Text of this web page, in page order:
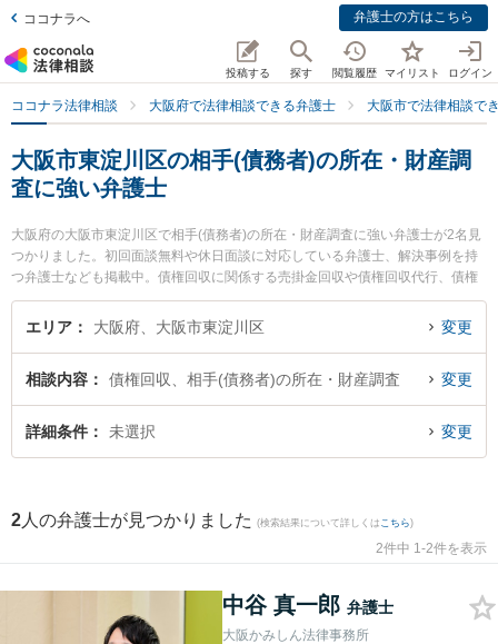
ココナラへ 弁護士の方はこちら
投稿する 探す 閲覧履歴 マイリスト ログイン
ココナラ法律相談 大阪府で法律相談できる弁護士 大阪市で法律相談で
大阪市東淀川区の相手(債務者)の所在・財産調
査に強い弁護士
大阪府の大阪市東淀川区で相手(債務者)の所在・財産調査に強い弁護士が2名見
つかりました。初回面談無料や休日面談に対応している弁護士、解決事例を持
つ弁護士なども掲載中。債権回収に関係する売掛金回収や債権回収代行、債権
の時効中断等の細かな分野での絞り込み検索もでき便利です。特に大阪かみし
ん法律事務所の中谷 真一郎弁護士や法律事務所エソラの坂本 昌史弁護士のプロ
護士に相談したい』『相手(債務者)の所在・財産調査のトラブル解決の実績豊富
な近くの弁護士を検索したい』『初回相談無料で相手(債務者)の所在・財産調査
を法律相談できる大阪市東淀川区内の弁護士に相談予約したい』などでお困り
エリア 大阪府、大阪市東淀川区 変更
相談内容 債権回収、相手(債務者)の所在・財産調査 変更
詳細条件 未選択 変更
2 人の弁護士が見つかりました (検索結果について詳しくは こちら)
2件中 1-2件を表示
中谷 真一郎 弁護士
大阪かみしん法律事務所